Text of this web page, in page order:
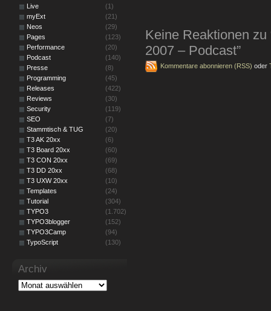
Keine Reaktionen
2007 – Podcast”
Kommentare abonnieren (RSS) oder
Live
(1)
myExt
(21)
Neos
(29)
Pages
(123)
Performance
(20)
Podcast
(140)
Presse
(8)
Programming
(45)
Releases
(422)
Reviews
(30)
Security
(119)
SEO
(7)
Stammtisch & TUG
(20)
T3 AK 20xx
(6)
T3 Board 20xx
(60)
T3 CON 20xx
(69)
T3 DD 20xx
(68)
T3 UXW 20xx
(10)
Templates
(24)
Tutorial
(304)
TYPO3
(1.702)
TYPO3blogger
(152)
TYPO3Camp
(94)
TypoScript
(130)
Archiv